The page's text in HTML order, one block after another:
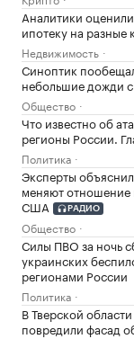
Аналитики
ипотеку на разные
Недвижимость
Синоптик
небольшие дожди
Общество
Что известно об
регионы России.
Политика
Эксперты
меняют отношение
США
РАДИО
Общество
Силы ПВО за ночь
украинских
регионами России
Политика
В Тверской
повредили фасад